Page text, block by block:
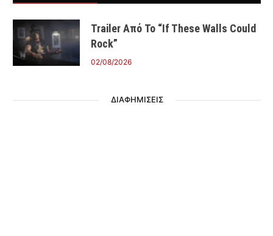
Trailer Από Το “If These Walls Could
Rock”
02/08/2026
ΔΙΑΦΗΜΙΣΕΙΣ